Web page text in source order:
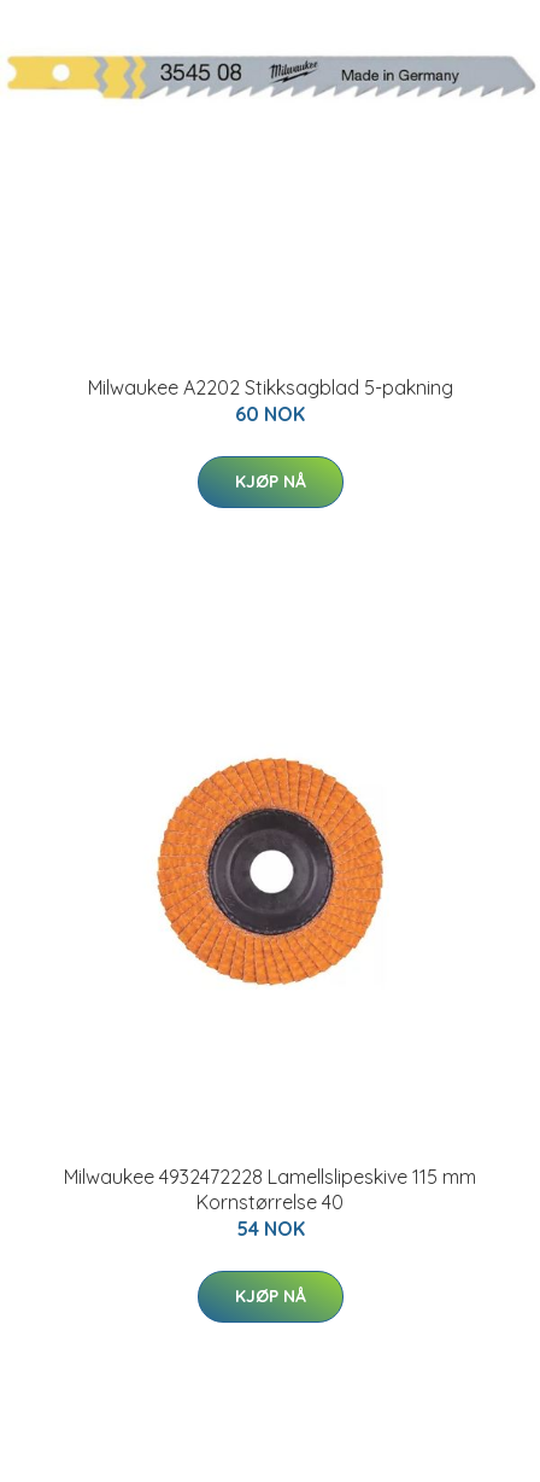
Milwaukee A2202 Stikksagblad 5-pakning
60 NOK
KJØP NÅ
Milwaukee 4932472228 Lamellslipeskive 115 mm
Kornstørrelse 40
54 NOK
KJØP NÅ